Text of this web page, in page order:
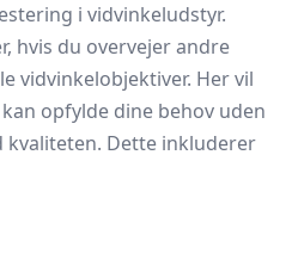
i vidvinkeludstyr.
hvis du overvejer andre
vidvinkelobjektiver. Her vil
opfylde dine behov uden
Dette inkluderer